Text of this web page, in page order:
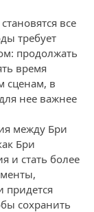
все
требует
продолжать
время
сценам, в
нее важнее
между Бри
Бри
и стать более
придется
сохранить